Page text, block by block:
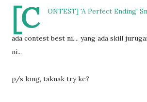
[C ONTEST] 'A Perfect Ending'
ada contest best ni.... yang ada skill
ni...
p/s long, taknak try ke?